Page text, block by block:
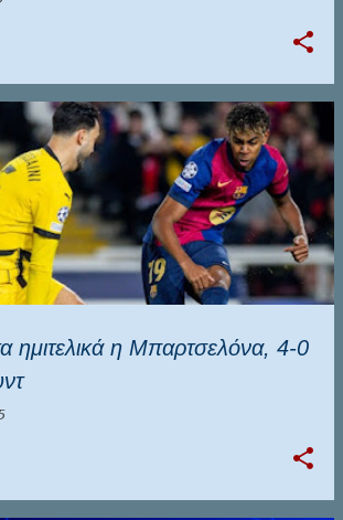
ημιτελικά η Μπαρτσελόνα, 4-0